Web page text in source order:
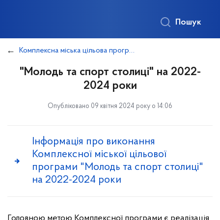
Пошук
Комплексна міська цільова програма "Молодь та спорт столиці"
"Молодь та спорт столиці" на 2022-
2024 роки
Опубліковано 09 квітня 2024 року о 14:06
Інформація про виконання
Комплексної міської цільової
програми "Молодь та спорт столиці"
на 2022-2024 роки